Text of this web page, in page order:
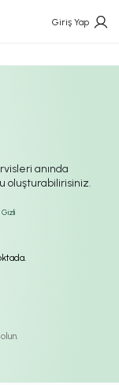
Giriş Yap
anında
oluşturabilirisiniz.